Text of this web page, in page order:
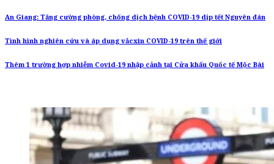
An Giang: Tăng cường phòng, chống dịch bệnh COVID-19 dịp tết Nguyên đán
Tình hình nghiên cứu và áp dụng vắcxin COVID-19 trên thế giới
Thêm 1 trường hợp nhiễm Covid-19 nhập cảnh tại Cửa khẩu Quốc tế Mộc Bài